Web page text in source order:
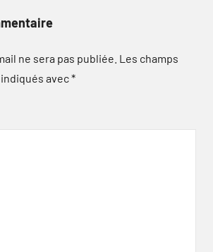
ne sera pas publiée. Les champs
avec*